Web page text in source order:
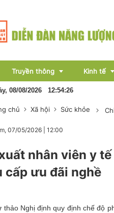
Truyền thông Kinh tế
Bất động
OCOP
hình thành nền kinh tế năng
08/08/2026 12:54:27
chủ Xã hội Sức khỏe
07/05/2026 12:00
nhân viên y
cấp ưu đãi nghề
thảo Nghị định quy định chế độ